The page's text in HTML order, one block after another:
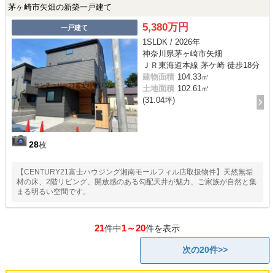
茅ヶ崎市矢畑の新築一戸建て
一戸建て
28枚
5,380万円
1SLDK / 2026年
神奈川県茅ヶ崎市矢畑
ＪＲ東海道本線 茅ケ崎 徒歩18分
建物面積 104.33㎡
土地面積 102.61㎡
(31.04坪)
【CENTURY21富士ハウジング湘南モールフィル店取扱物件】天然無垢
材の床、2階リビング、開放感のある勾配天井が魅力、ご家族が自然と集
まる明るい空間です。
21件中1～20件を表示
次の20件>>